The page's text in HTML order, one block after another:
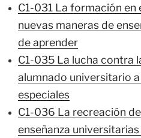
C1-031 La formación en
nuevas maneras de
de aprender
C1-035 La lucha contra
alumnado universitario
especiales
C1-036 La recreación
enseñanza